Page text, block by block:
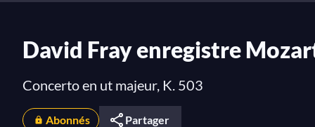
David Fray enregistre
Concerto en ut majeur, K. 503
Abonnés Partager